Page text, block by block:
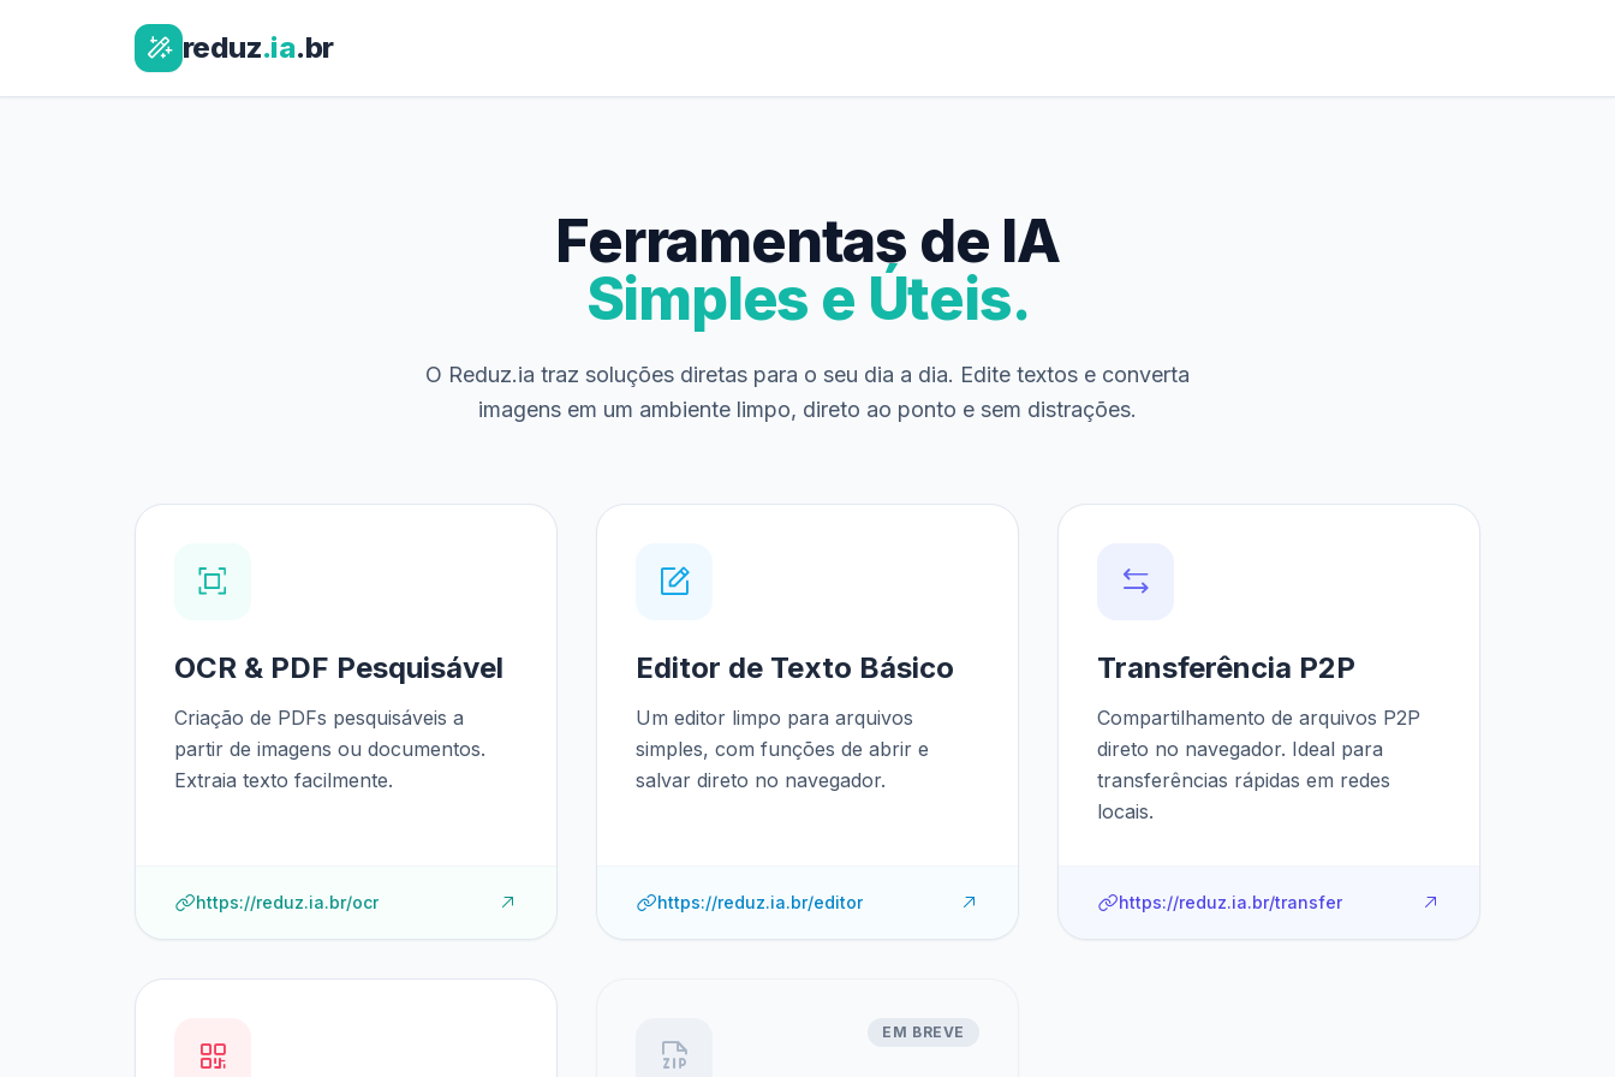
reduz.ia.br
Ferramentas de IA
Simples e Úteis.
O Reduz.ia traz soluções diretas para o seu dia a dia. Edite textos e converta
imagens em um ambiente limpo, direto ao ponto e sem distrações.
OCR & PDF Pesquisável
Criação de PDFs pesquisáveis a
partir de imagens ou documentos.
Extraia texto facilmente.
https://reduz.ia.br/ocr
Editor de Texto Básico
Um editor limpo para arquivos
simples, com funções de abrir e
salvar direto no navegador.
https://reduz.ia.br/editor
Transferência P2P
Compartilhamento de arquivos P2P
direto no navegador. Ideal para
transferências rápidas em redes
locais.
https://reduz.ia.br/transfer
EM BREVE